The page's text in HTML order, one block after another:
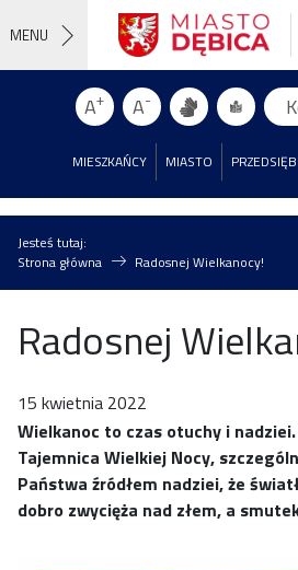
MENU
MIESZKAŃCY MIASTO
A+ A-
Jesteś tutaj:
Strona główna
Radosnej Wielkanocy!
Radosnej
15 kwietnia 2022
Wielkanoc to czas otuchy i
Tajemnica Wielkiej Nocy,
Państwa źródłem nadziei, że
dobro zwycięża nad złem, a